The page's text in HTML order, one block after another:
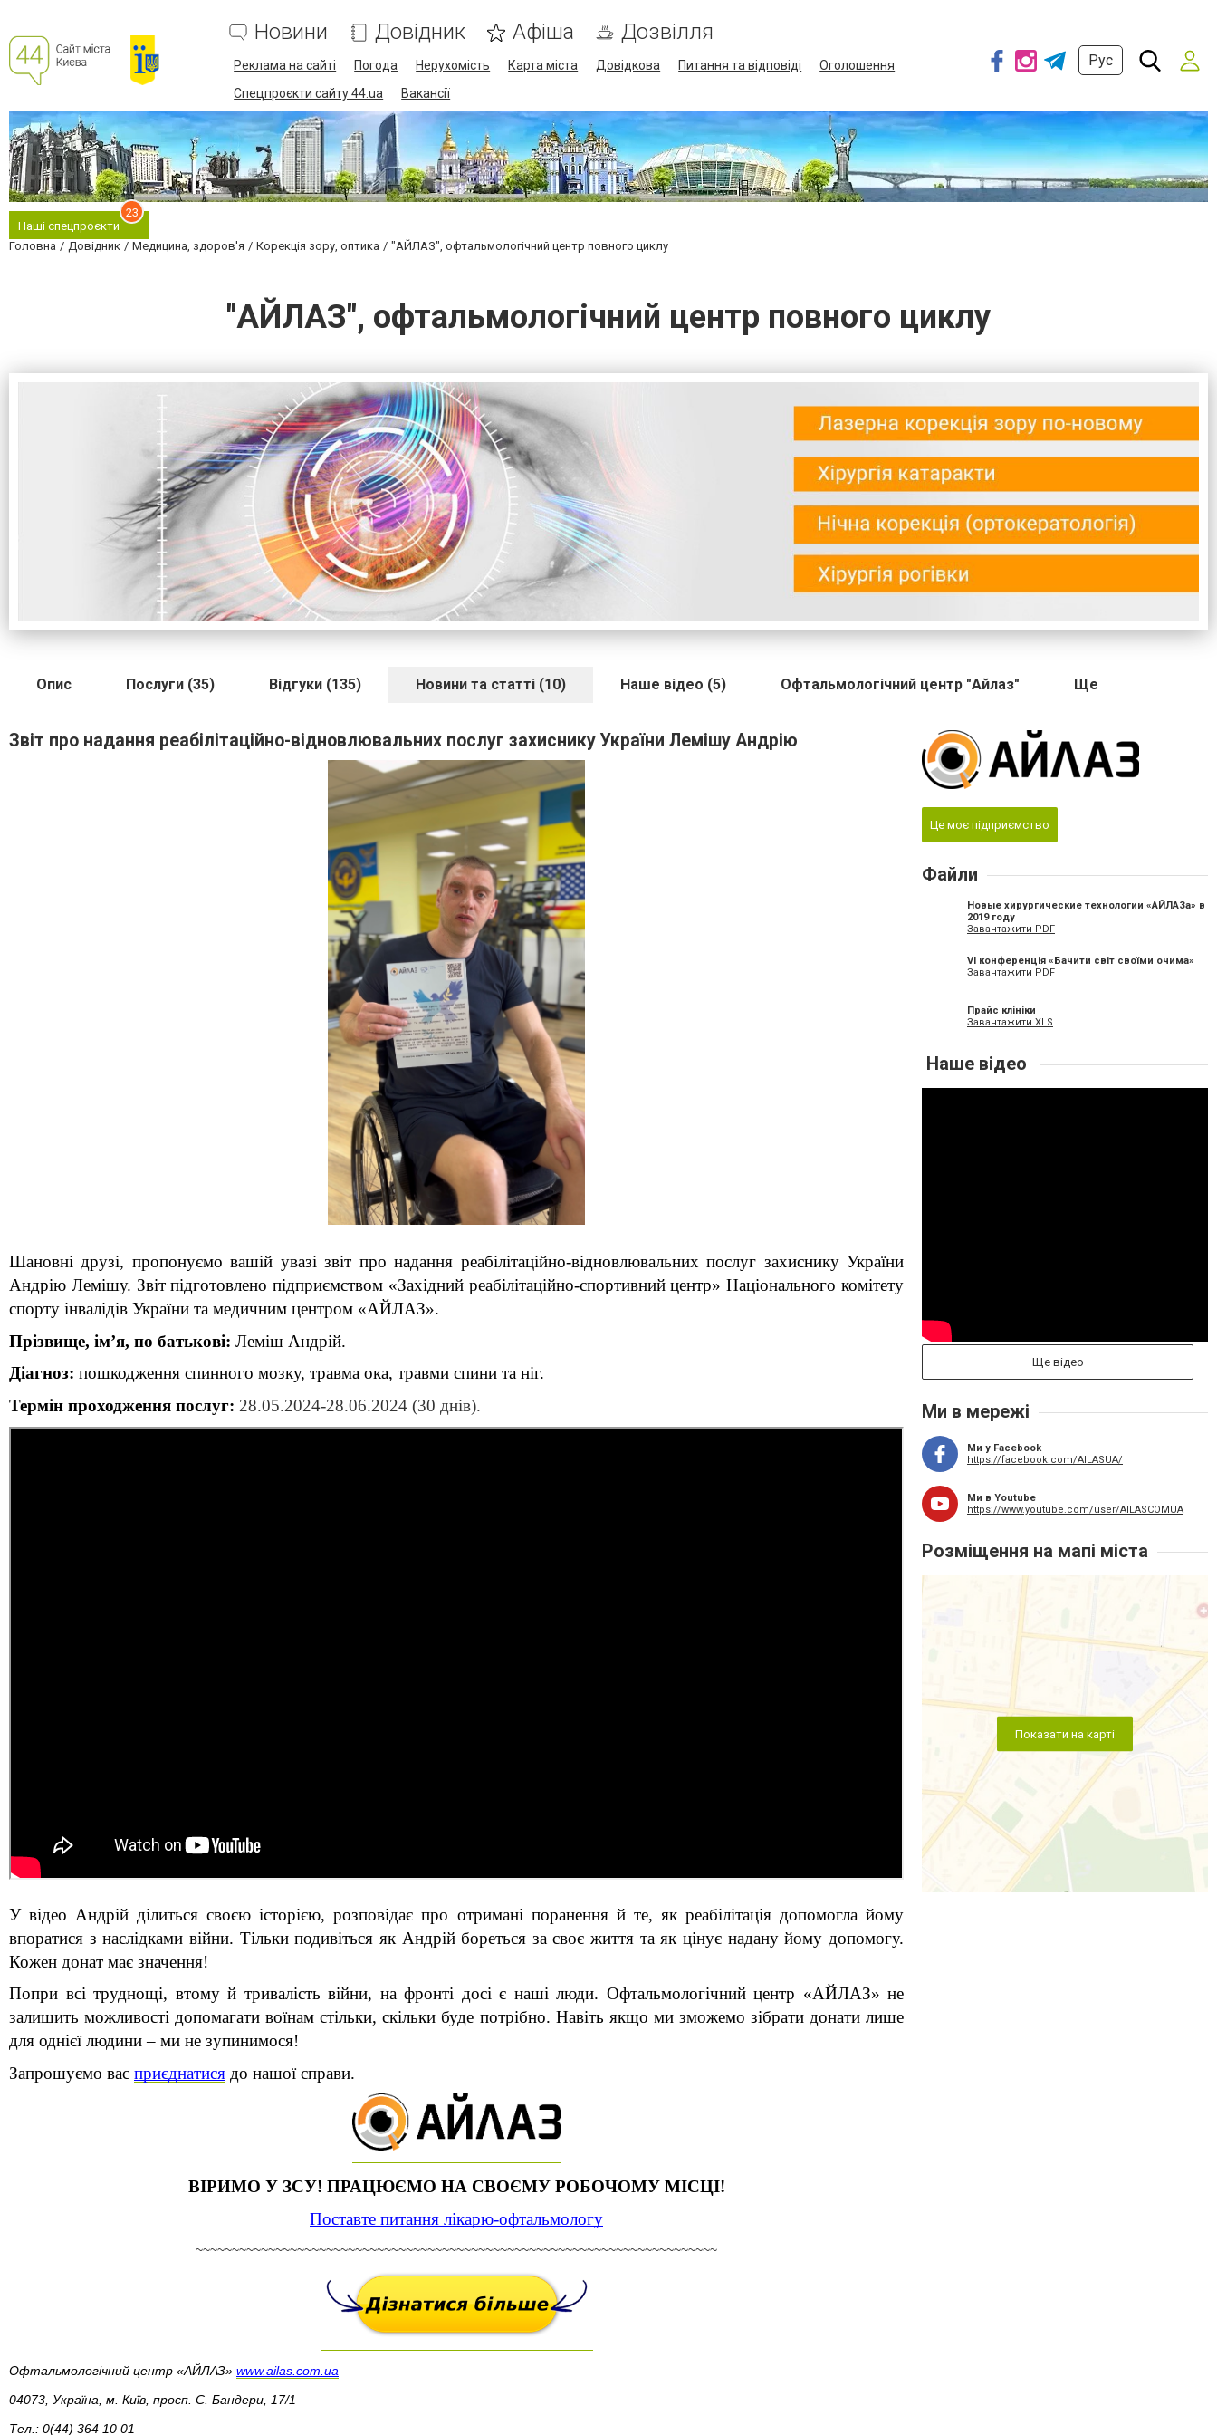
Новини Довідник Афіша Дозвілля
Реклама на сайті Погода Нерухомість Карта міста Довідкова Питання та відповіді
Оголошення
Спецпроєкти сайту 44.ua
Вакансії
Рус
Наші спецпроєкти
23
Головна Довідник Медицина, здоров'я Корекція зору, оптика "АЙЛАЗ", офтальмологічний центр повного циклу
"АЙЛАЗ", офтальмологічний центр повного циклу
Опис Послуги (35) Відгуки (135) Новини та статті (10) Наше відео (5) Офтальмологічний центр "Айлаз" Ще
Звіт про надання реабілітаційно-відновлювальних послуг захиснику України Лемішу Андрію
Шановні друзі, пропонуємо вашій увазі звіт про надання реабілітаційно-відновлювальних послуг захиснику України
Андрію Лемішу. Звіт підготовлено підприємством «Західний реабілітаційно-спортивний центр» Національного комітету
спорту інвалідів України та медичним центром «АЙЛАЗ».
Прізвище, ім’я, по батькові: Леміш Андрій.
Діагноз: пошкодження спинного мозку, травма ока, травми спини та ніг.
Термін проходження послуг: 28.05.2024-28.06.2024 (30 днів).
У відео Андрій ділиться своєю історією, розповідає про отримані поранення й те, як реабілітація допомогла йому
впоратися з наслідками війни. Тільки подивіться як Андрій бореться за своє життя та як цінує надану йому допомогу.
Кожен донат має значення!
Попри всі труднощі, втому й тривалість війни, на фронті досі є наші люди. Офтальмологічний центр «АЙЛАЗ» не
залишить можливості допомагати воїнам стільки, скільки буде потрібно. Навіть якщо ми зможемо зібрати донати лише
для однієї людини – ми не зупинимося!
Запрошуємо вас приєднатися до нашої справи.
ВІРИМО У ЗСУ! ПРАЦЮЄМО НА СВОЄМУ РОБОЧОМУ МІСЦІ!
Поставте питання лікарю-офтальмологу
~~~~~~~~~~~~~~~~~~~~~~~~~~~~~~~~~~~~~~~~~~~~~~~~~~~~~~~~~~~~~~~~~~~~~~~~
Офтальмологічний центр «АЙЛАЗ» www.ailas.com.ua
04073, Україна, м. Київ, просп. С. Бандери, 17/1
Тел.: 0(44) 364 10 01
Це моє підприємство
Файли
Новые хирургические технологии «АЙЛАЗа» в
2019 году
Завантажити PDF
VI конференція «Бачити світ своїми очима»
Завантажити PDF
Прайс клініки
Завантажити XLS
Наше відео
Ще відео
Ми в мережі
Ми у Facebook
https://facebook.com/AILASUA/
Ми в Youtube
https://www.youtube.com/user/AILASCOMUA
Розміщення на мапі міста
Показати на карті